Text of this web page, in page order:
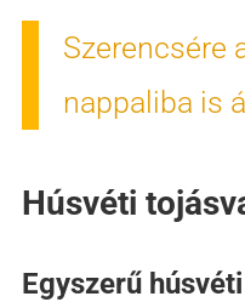
Szerencsére
nappaliba is
Húsvéti
Egyszerű